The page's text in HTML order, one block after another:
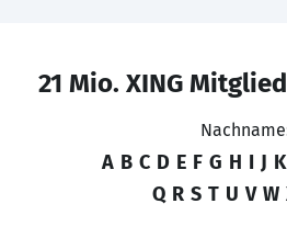
21 Mio. XING
A B C D E F G H I J K
Q R S T U V W